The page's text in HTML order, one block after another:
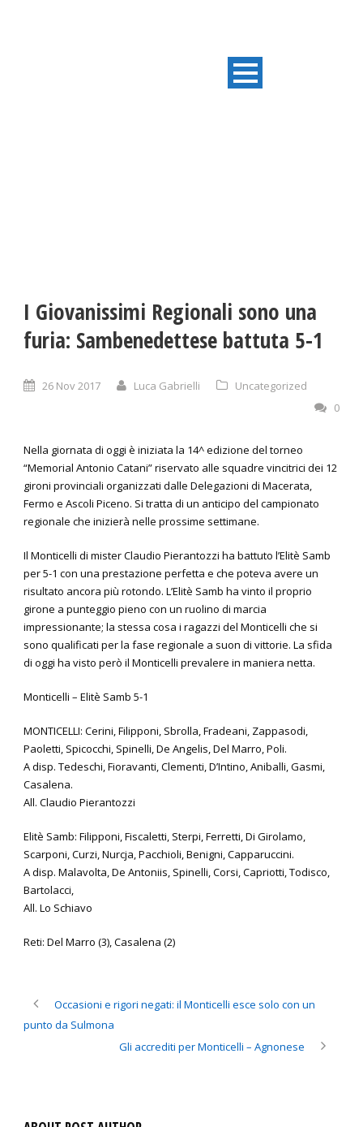
I Giovanissimi Regionali sono una
furia: Sambenedettese battuta 5-1
26 Nov 2017 Luca Gabrielli
Uncategorized
0
Nella giornata di oggi è iniziata la 14^ edizione del torneo
“Memorial Antonio Catani” riservato alle squadre vincitrici dei 12
gironi provinciali organizzati dalle Delegazioni di Macerata,
Fermo e Ascoli Piceno. Si tratta di un anticipo del campionato
regionale che inizierà nelle prossime settimane.
Il Monticelli di mister Claudio Pierantozzi ha battuto l’Elitè Samb
per 5-1 con una prestazione perfetta e che poteva avere un
risultato ancora più rotondo. L’Elitè Samb ha vinto il proprio
girone a punteggio pieno con un ruolino di marcia
impressionante; la stessa cosa i ragazzi del Monticelli che si
sono qualificati per la fase regionale a suon di vittorie. La sfida
di oggi ha visto però il Monticelli prevalere in maniera netta.
Monticelli – Elitè Samb 5-1
MONTICELLI: Cerini, Filipponi, Sbrolla, Fradeani, Zappasodi,
Paoletti, Spicocchi, Spinelli, De Angelis, Del Marro, Poli.
A disp. Tedeschi, Fioravanti, Clementi, D’Intino, Aniballi, Gasmi,
Casalena.
All. Claudio Pierantozzi
Elitè Samb: Filipponi, Fiscaletti, Sterpi, Ferretti, Di Girolamo,
Scarponi, Curzi, Nurcja, Pacchioli, Benigni, Capparuccini.
A disp. Malavolta, De Antoniis, Spinelli, Corsi, Capriotti, Todisco,
Bartolacci,
All. Lo Schiavo
Reti: Del Marro (3), Casalena (2)
Occasioni e rigori negati: il Monticelli esce solo con un
punto da Sulmona
Gli accrediti per Monticelli – Agnonese